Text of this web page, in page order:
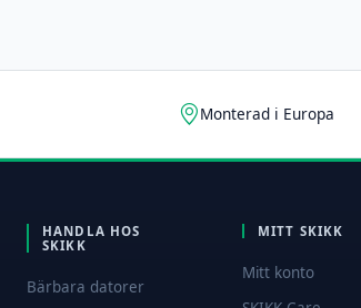
Monterad i Europa
HANDLA HOS
SKIKK
Bärbara datorer
MITT SKIKK
Mitt konto